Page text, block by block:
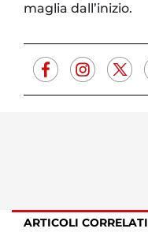
maglia dall’inizio.
ARTICOLI CORRELATI